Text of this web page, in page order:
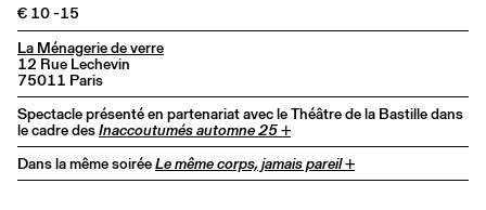
€ 10 -15
La Ménagerie de verre
12 Rue Lechevin
75011 Paris
Spectacle présenté en partenariat avec le Théâtre de la Bastille dans
le cadre desInaccoutumés automne 25 +
Dans la même soiréeLe même corps, jamais pareil +